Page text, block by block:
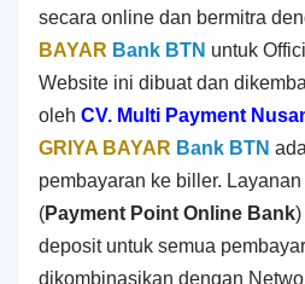
secara online dan bermitra
BAYAR Bank BTN untuk
Website ini dibuat dan
oleh CV. Multi Payment
GRIYA BAYAR Bank BTN
pembayaran ke biller.
(Payment Point Online Bank)
deposit untuk semua
dikombinasikan dengan